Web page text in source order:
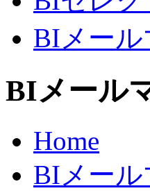
BIメール
BIメール
Home
BIメール